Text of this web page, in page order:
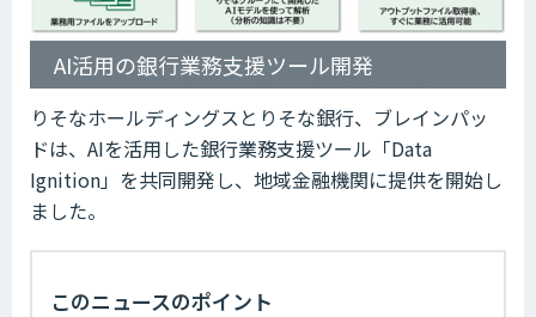
AI活用の銀行業務支援ツール開発
りそなホールディングスとりそな銀行、ブレインパッ
ドは、AIを活用した銀行業務支援ツール「Data
Ignition」を共同開発し、地域金融機関に提供を開始し
ました。
このニュースのポイント